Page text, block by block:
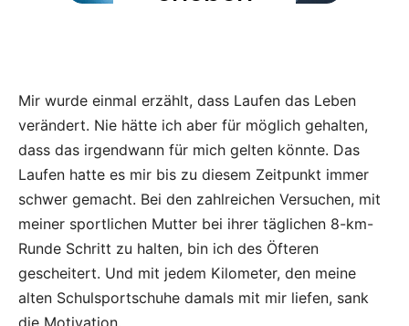
Mir wurde einmal erzählt, dass Laufen das Leben
verändert. Nie hätte ich aber für möglich gehalten,
dass das irgendwann für mich gelten könnte. Das
Laufen hatte es mir bis zu diesem Zeitpunkt immer
schwer gemacht. Bei den zahlreichen Versuchen, mit
meiner sportlichen Mutter bei ihrer täglichen 8-km-
Runde Schritt zu halten, bin ich des Öfteren
gescheitert. Und mit jedem Kilometer, den meine
alten Schulsportschuhe damals mit mir liefen, sank
die Motivation.